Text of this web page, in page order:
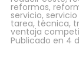
reformas,
servicio,
tarea, técnica,
ventaja
Publicado en4